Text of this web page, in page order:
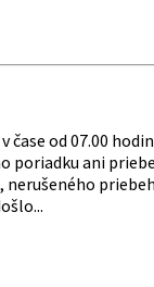
od 07.00
poriadku ani